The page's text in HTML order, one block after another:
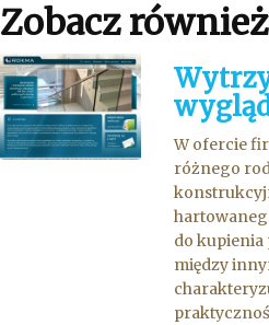
Zobacz
W ofercie
różnego
do kupienia
między